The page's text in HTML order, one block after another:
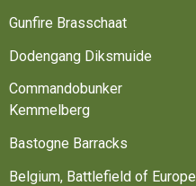
Gunfire Brasschaat
Dodengang Diksmuide
Commandobunker
Kemmelberg
Bastogne Barracks
Belgium, Battlefield of Europe